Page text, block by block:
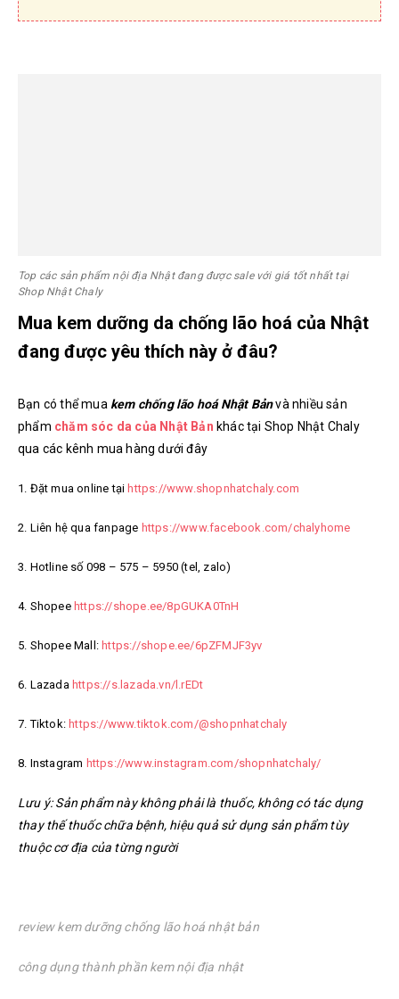
Top các sản phẩm nội địa Nhật đang được sale với giá tốt nhất tại
Shop Nhật Chaly
Mua kem dưỡng da chống lão hoá của Nhật
đang được yêu thích này ở đâu?
Bạn có thể mua kem chống lão hoá Nhật Bảnvà nhiều sản
phẩm chăm sóc da của Nhật Bản khác tại Shop Nhật Chaly
qua các kênh mua hàng dưới đây
1. Đặt mua online tạihttps://www.shopnhatchaly.com
2. Liên hệ qua fanpage https://www.facebook.com/chalyhome
3. Hotline số 098 – 575 – 5950 (tel, zalo)
4. Shopeehttps://shope.ee/8pGUKA0TnH
5. Shopee Mall:https://shope.ee/6pZFMJF3yv
6. Lazadahttps://s.lazada.vn/l.rEDt
7. Tiktok:https://www.tiktok.com/@shopnhatchaly
8. Instagram https://www.instagram.com/shopnhatchaly/
Lưu ý: Sản phẩm này không phải là thuốc, không có tác dụng
thay thế thuốc chữa bệnh, hiệu quả sử dụng sản phẩm tùy
thuộc cơ địa của từng người
review kem dưỡng chống lão hoá nhật bản
công dụng thành phần kem nội địa nhật